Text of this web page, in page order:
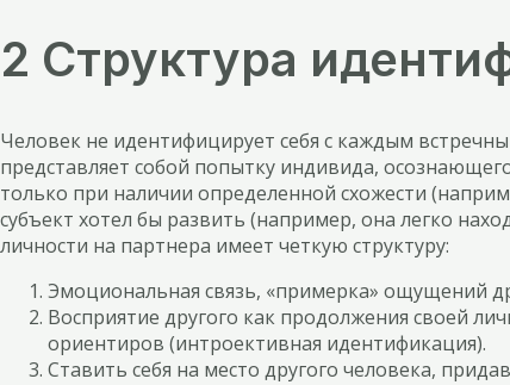
2 Структура
Человек не идентифицирует себя с каждым
представляет собой попытку индивида,
только при наличии определенной схожести
субъект хотел бы развить (например, она легко
личности на партнера имеет четкую структуру:
Эмоциональная связь, «примерка» ощущений
Восприятие другого как продолжения своей
ориентиров (интроективная идентификация).
Ставить себя на место другого человека,